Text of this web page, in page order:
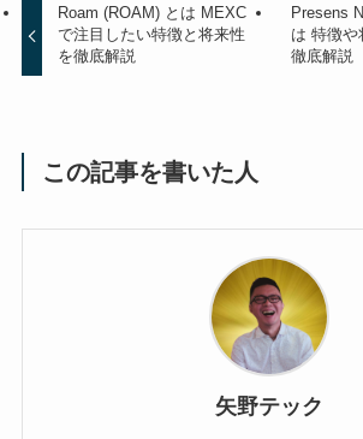
Roam (ROAM) とは MEXC
で注目したい特徴と将来性
を徹底解説
Presens
は 特徴や
徹底解説
この記事を書いた人
矢野テック